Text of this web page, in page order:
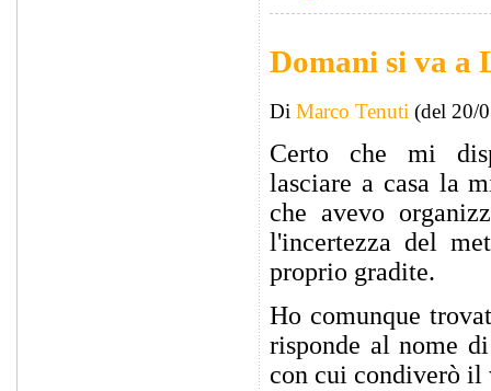
Domani si va a
Di Marco Tenuti (del 20/
Certo che mi
lasciare a casa la
che avevo
l'incertezza del
proprio gradite.
Ho comunque
risponde al nome
con cui condiverò il